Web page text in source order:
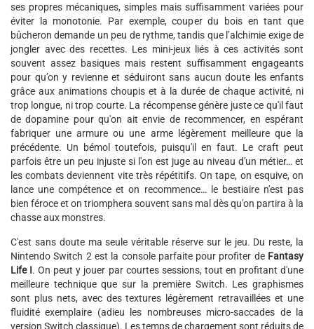
ses propres mécaniques, simples mais suffisamment variées pour
éviter la monotonie. Par exemple, couper du bois en tant que
bûcheron demande un peu de rythme, tandis que l’alchimie exige de
jongler avec des recettes. Les mini-jeux liés à ces activités sont
souvent assez basiques mais restent suffisamment engageants
pour qu’on y revienne et séduiront sans aucun doute les enfants
grâce aux animations choupis et à la durée de chaque activité, ni
trop longue, ni trop courte. La récompense génère juste ce qu'il faut
de dopamine pour qu'on ait envie de recommencer, en espérant
fabriquer une armure ou une arme légèrement meilleure que la
précédente. Un bémol toutefois, puisqu'il en faut. Le craft peut
parfois être un peu injuste si l'on est juge au niveau d'un métier… et
les combats deviennent vite très répétitifs. On tape, on esquive, on
lance une compétence et on recommence… le bestiaire n'est pas
bien féroce et on triomphera souvent sans mal dès qu'on partira à la
chasse aux monstres.
C'est sans doute ma seule véritable réserve sur le jeu. Du reste, la
Nintendo Switch 2 est la console parfaite pour profiter de Fantasy
Life I. On peut y jouer par courtes sessions, tout en profitant d'une
meilleure technique que sur la première Switch. Les graphismes
sont plus nets, avec des textures légèrement retravaillées et une
fluidité exemplaire (adieu les nombreuses micro-saccades de la
version Switch classique). Les temps de chargement sont réduits de